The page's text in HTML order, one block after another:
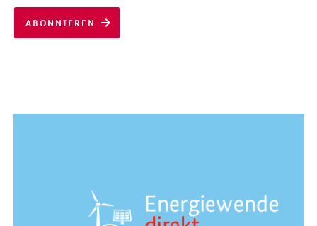
ABONNIEREN